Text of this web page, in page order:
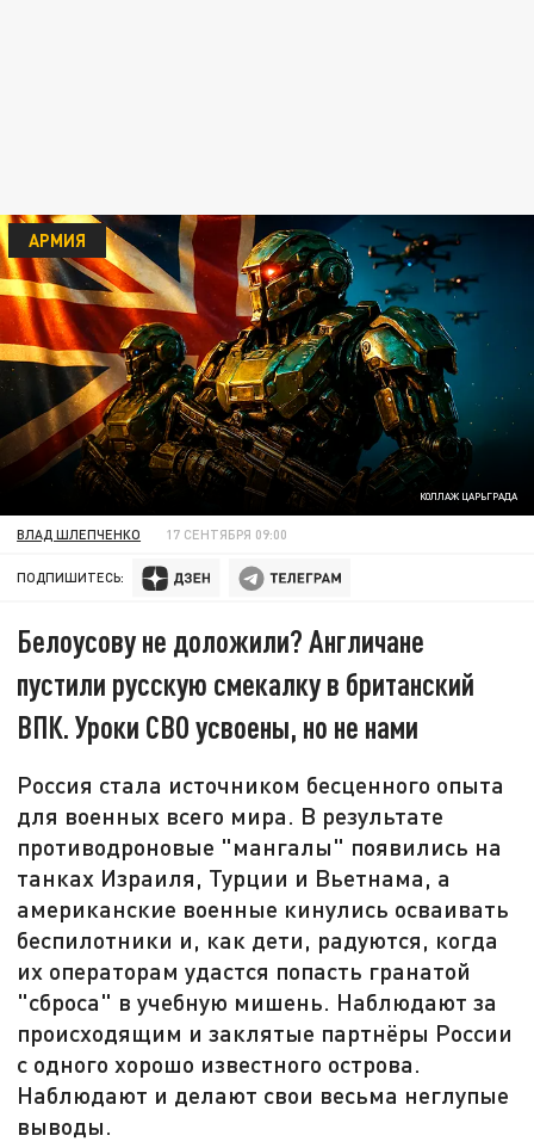
КОЛЛАЖ ЦАРЬГРАДА
АРМИЯ
ВЛАД ШЛЕПЧЕНКО 17 СЕНТЯБРЯ 09:00
ПОДПИШИТЕСЬ:
Белоусову не доложили? Англичане
пустили русскую смекалку в британский
ВПК. Уроки СВО усвоены, но не нами
Россия стала источником бесценного опыта
для военных всего мира. В результате
противодроновые "мангалы" появились на
танках Израиля, Турции и Вьетнама, а
американские военные кинулись осваивать
беспилотники и, как дети, радуются, когда
их операторам удастся попасть гранатой
"сброса" в учебную мишень. Наблюдают за
происходящим и заклятые партнёры России
с одного хорошо известного острова.
Наблюдают и делают свои весьма неглупые
выводы.